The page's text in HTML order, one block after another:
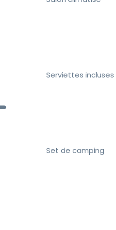
Serviettes incluses
Set de camping